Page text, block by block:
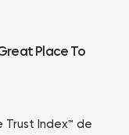
Place To
Trust Index™ de